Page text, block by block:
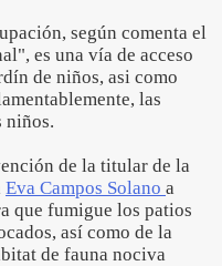
según comenta el
es una vía de acceso
de niños, asi como
las
niños.
de la titular de la
Eva Campos Solano a
que fumigue los patios
así como de la
de fauna nociva